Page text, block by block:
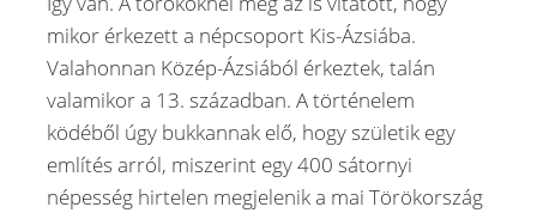
mikor érkezett a népcsoport Kis-Ázsiába.
Valahonnan Közép-Ázsiából érkeztek, talán
valamikor a 13. században. A történelem
ködéből úgy bukkannak elő, hogy születik egy
említés arról, miszerint egy 400 sátornyi
népesség hirtelen megjelenik a mai Törökország